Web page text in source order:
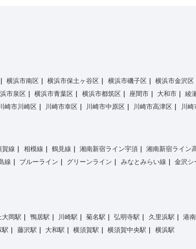
横浜市南区 横浜市保土ヶ谷区 横浜市磯子区 横浜市金沢区
市泉区 横浜市青葉区 横浜市都筑区 座間市 大和市 綾
崎市川崎区 川崎市幸区 川崎市中原区 川崎市高津区 川崎
賀線 相模線 鶴見線 湘南新宿ライン宇須 湘南新宿ライン
線 ブルーライン グリーンライン みなとみらい線 金沢シ
大岡駅 鴨居駅 川崎駅 菊名駅 弘明寺駅 久里浜駅 港
駅 藤沢駅 大和駅 横須賀駅 横須賀中央駅 横浜駅